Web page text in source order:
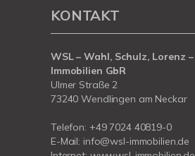
KONTAKT
WSL – Wahl, Schulz, Lorenz –
Immobilien GbR
Ulmer Straße 2
73240 Wendlingen am Neckar
Telefon: +49 7024 40819-0
E-Mail: info@wsl-immobilien.de